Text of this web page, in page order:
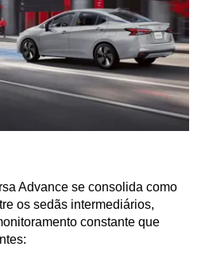
Advance se consolida como
os sedãs intermediários,
constante que